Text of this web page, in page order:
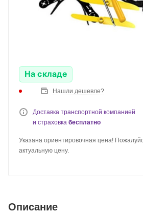
На складе
Нашли дешевле?
Доставка транспортной компанией
и страховка бесплатно
Указана ориентировочная цена!
актуальную цену.
Описание